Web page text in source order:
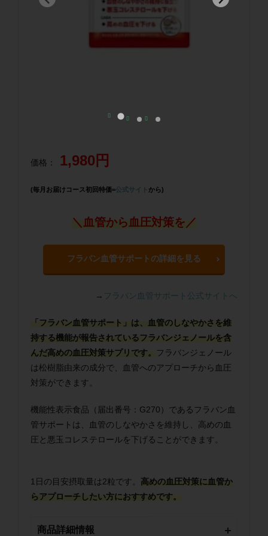
価格： 1,980円
(毎月お届けコース初回特価=公式サイト から)
＼血管から血圧対策を／
フラバン血管サポートの詳細を見る
→ フラバン血管サポート公式サイトへ
「フラバン血管サポート」は、血管のしなやかさを維
持する機能が報告されているフラバンジェノールを含
んだ高めの血圧対策サプリです。
フラバンジェノール
は松樹脂由来の成分で、血管へのアプローチから血圧
対策ができます。
機能性表示食品（届出番号：G270）であるフラバン血
管サポートは、血管のしなやかさを維持し、 高めの血
圧と 悪玉コレステロールを下げることができます。
1日の目安摂取量は2粒です。 高めの血圧対策に血管か
らアプローチしたい方におすすめです。
商品詳細情報